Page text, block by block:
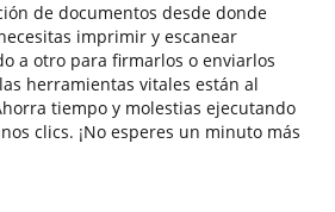
de documentos desde donde
imprimir y escanear
a otro para firmarlos o enviarlos
herramientas vitales están al
tiempo y molestias ejecutando
clics. ¡No esperes un minuto más